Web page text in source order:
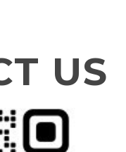
US